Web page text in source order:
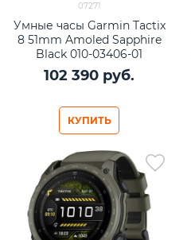
07271
Умные часы Garmin Tactix
8 51mm Amoled Sapphire
Black 010-03406-01
102 390 руб.
КУПИТЬ